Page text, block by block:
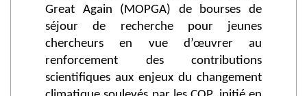
Great Again (MOPGA) de bourses de
séjour de recherche pour jeunes
chercheurs en vue d’œuvrer au
renforcement des contributions
scientifiques aux enjeux du changement